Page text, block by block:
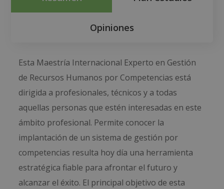
Opiniones
Esta Maestría Internacional Experto en Gestión
de Recursos Humanos por Competencias está
dirigida a profesionales, técnicos y a todas
aquellas personas que estén interesadas en este
ámbito profesional. Permite conocer la
implantación de un sistema de gestión por
competencias resulta hoy día una herramienta
estratégica fiable para afrontar el futuro y
alcanzar el éxito. El principal objetivo de esta